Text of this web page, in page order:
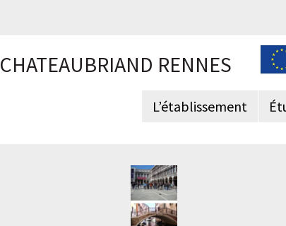
CHATEAUBRIAND RENNES
L’établissement